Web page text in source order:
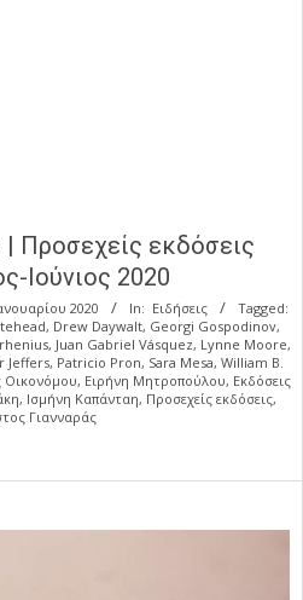
| Προσεχείς εκδόσεις
Ιούνιος 2020
2020 In: Ειδήσεις
Tagged:
, Drew Daywalt, Georgi Gospodinov,
, Juan Gabriel Vásquez, Lynne Moore,
Jeffers, Patricio Pron, Sara Mesa, William B.
, Ειρήνη Μητροπούλου, Εκδόσεις
, Ισμήνη Καπάνταη, Προσεχείς εκδόσεις,
Γιανναράς